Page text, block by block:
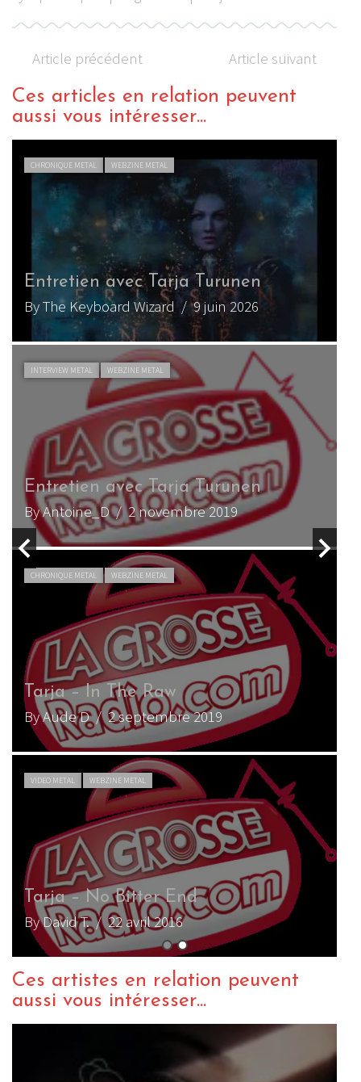
Article précédent Article suivant
Ces articles en relation peuvent
aussi vous intéresser...
CHRONIQUE METAL WEBZINE METAL
Entretien avec Tarja Turunen
By The Keyboard Wizard / 9 juin 2026
INTERVIEW METAL WEBZINE METAL
Entretien avec Tarja Turunen
By Antoine_D/ 2 novembre 2019
CHRONIQUE METAL WEBZINE METAL
Tarja – In The Raw
By Aude D/ 2 septembre 2019
VIDEO METAL WEBZINE METAL
Tarja – No Bitter End
By David T./ 22 avril 2016
Ces artistes en relation peuvent
aussi vous intéresser...